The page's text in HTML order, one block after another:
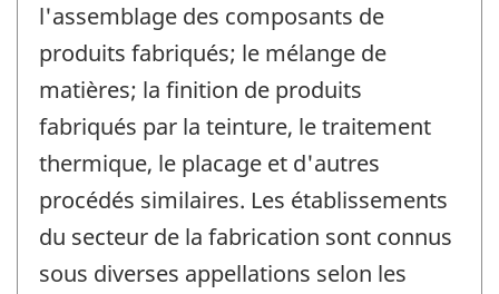
l'assemblage des composants de
produits fabriqués; le mélange de
matières; la finition de produits
fabriqués par la teinture, le traitement
thermique, le placage et d'autres
procédés similaires. Les établissements
du secteur de la fabrication sont connus
sous diverses appellations selon les